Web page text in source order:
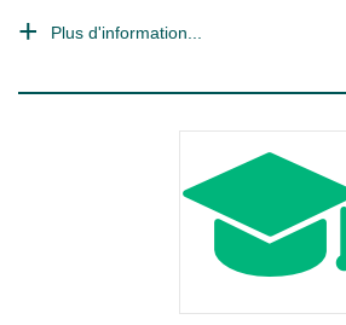
Plus d'information...